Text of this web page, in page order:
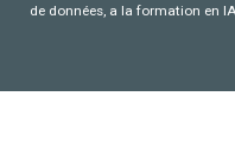
de données, a la formation en